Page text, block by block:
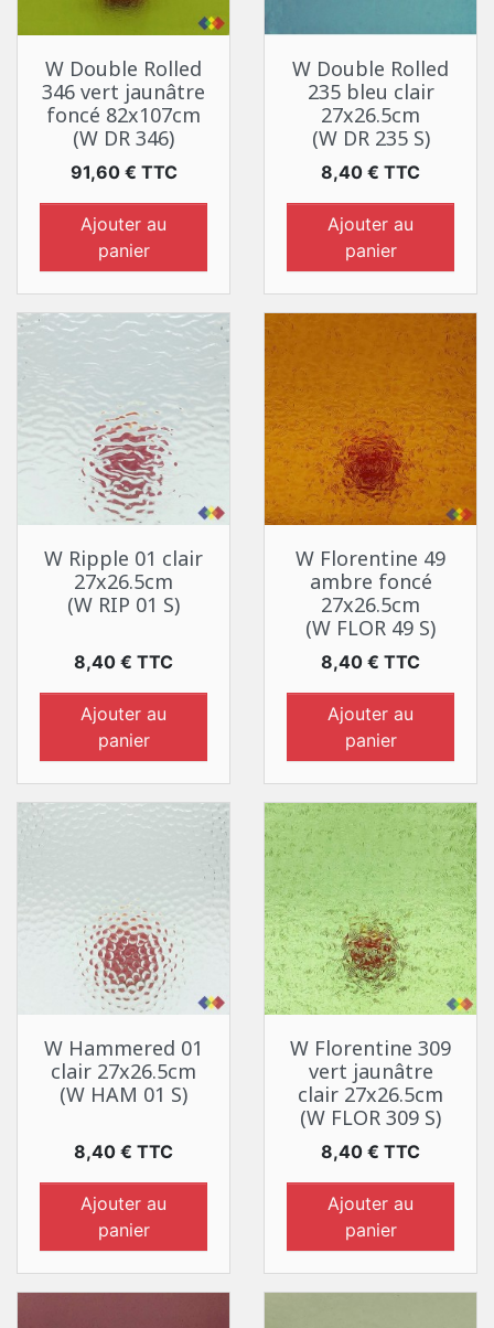
W Double Rolled
346 vert jaunâtre
foncé 82x107cm
(W DR 346)
Prix
91,60 € TTC
Ajouter au
panier
W Double Rolled
235 bleu clair
27x26.5cm
(W DR 235 S)
Prix
8,40 € TTC
Ajouter au
panier
W Ripple 01 clair
27x26.5cm
(W RIP 01 S)
Prix
8,40 € TTC
Ajouter au
panier
W Florentine 49
ambre foncé
27x26.5cm
(W FLOR 49 S)
Prix
8,40 € TTC
Ajouter au
panier
W Hammered 01
clair 27x26.5cm
(W HAM 01 S)
Prix
8,40 € TTC
Ajouter au
panier
W Florentine 309
vert jaunâtre
clair 27x26.5cm
(W FLOR 309 S)
Prix
8,40 € TTC
Ajouter au
panier